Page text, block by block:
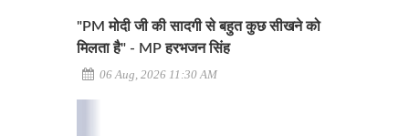
"PM मोदी जी की सादगी से बहुत कुछ सीखने को
मिलता है" - MP हरभजन सिंह
06 Aug, 2026 11:30 AM